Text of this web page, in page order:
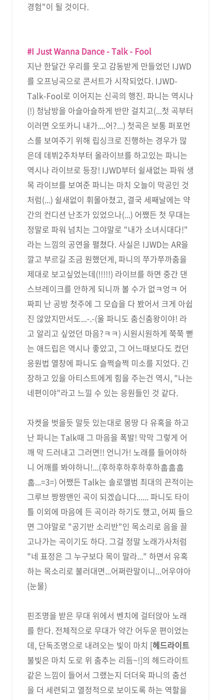
경험"이 될 것이다.
#I Just Wanna Dance - Talk - Fool
지난 한달간 우리를 웃고 감동받게 만들었던 IJWD
를 오프닝곡으로 콘서트가 시작되었다. IJWD-
Talk-Fool로 이어지는 신곡의 행진. 파니는 역시나
(!) 청남방을 아슬아슬하게 반만 걸치고(...첫 곡부터
이러면 오또카니 내가....어?...) 첫곡은 보통 퍼포먼
스를 보여주기 위해 립싱크로 진행하는 경우가 많
은데 데뷔2주차부터 올라이브를 하고있는 파니는
역시나 라이브로 등장! IJWD부터 쉴새없는 파워 생
목 라이브를 보여준 파니는 마치 오늘이 막공인 것
처럼(...) 쉴새없이 휘몰아쳤고, 결국 세째날에는 약
간의 컨디션 난조가 있었으나(...) 어쨌든 첫 무대는
정말로 파워 넘치는 그야말로 "내가 소녀시대다!"
라는 느낌의 공연을 펼쳤다. 사실은 IJWD는 AR을
깔고 부르길 조금 원했던게, 파니의 쭈가쭈까춤을
제대로 보고싶었는데(!!!!!) 라이브를 하면 중간 댄
스브레이크를 안하게 되니까 볼 수가 없ㅋ엉ㅋ 어
짜피 난 공방 첫주에 그 모습을 다 봤어서 크게 아쉽
진 않았지만서도...-.-(울 파니도 춤신춤왕이야! 라
고 알리고 싶었던 마음?ㅋㅋ) 시원시원하게 쭉쭉 뻗
는 애드립은 역시나 좋았고, 그 어느때보다도 컸던
응원법 열창에 파니도 슬쩍슬쩍 미소를 지었다. 긴
장하고 있을 아티스트에게 힘을 주는건 역시, "나는
네편이야"라고 느낄 수 있는 응원들인 것 같다.
자켓을 벗을듯 말듯 있는대로 몽땅 다 유혹을 하고
난 파니는 Talk때 그 마음을 폭발! 막막 그렇게 어
깨 막 드러내고 그러면!! 언니가! 노래를 들어야하
니 어깨를 봐야하니!...(후하후하후하후하훕훕훕
훕...=3=) 어쨌든 Talk는 솔로앨범 최대의 끈적이는
그루브 짱짱맨인 곡이 되겠습니다...... 파니도 타이
틀 이외에 마음에 든 곡이라 하기도 했고, 어찌 들으
면 그야말로 "공기반 소리반"인 목소리로 음을 끌
고나가는 곡이기도 하다. 그걸 정말 노래가사처럼
"네 표정은 그 누구보다 목이 말라..." 하면서 유혹
하는 목소리로 불러대면...어쩌란말이니...어우야아
(눈물)
핀조명을 받은 무대 위에서 벤치에 걸터앉아 노래
를 한다. 전체적으로 무대가 약간 어두운 편이었는
데, 단독조명으로 내려오는 빛이 마치 [헤드라이트
불빛은 마치 도로 위 춤추는 리듬~!]의 헤드라이트
같은 느낌이 들어서 그랬는지 더더욱 파니의 춤선
을 더 세련되고 열정적으로 보이도록 하는 역할을